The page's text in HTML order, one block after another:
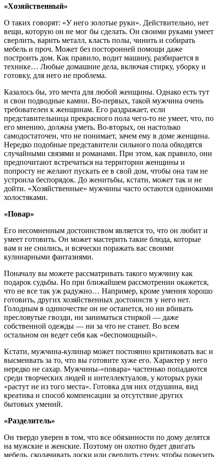
«Хозяйственный»
О таких говорят: «У него золотые руки». Действительно, нет
вещи, которую он не мог бы сделать. Он своими руками умеет
сверлить, варить металл, класть полы, чинить и собирать
мебель и проч. Может без посторонней помощи даже
построить дом. Как правило, водит машину, разбирается в
технике… Любые домашние дела, включая стирку, уборку и
готовку, для него не проблема.
Казалось бы, это мечта для любой женщины. Однако есть тут
и свои подводные камни. Во-первых, такой мужчина очень
требователен к женщинам. Его раздражает, если
представительница прекрасного пола чего-то не умеет, что, по
его мнению, должна уметь. Во-вторых, он настолько
самодостаточен, что не понимает, зачем ему в доме женщина.
Нередко подобные представители сильного пола обходятся
случайными связями и романами. При этом, как правило, они
предпочитают встречаться на территории женщины и
попросту не желают пускать ее в свой дом, чтобы она там не
устроила беспорядок. До женитьбы, кстати, может так и не
дойти. «Хозяйственные» мужчины часто остаются одинокими
холостяками.
«Повар»
Его несомненным достоинством является то, что он любит и
умеет готовить. Он может мастерить такие блюда, которые
вам и не снились, и всячески поражать вас своими
кулинарными фантазиями.
Поначалу вы можете рассматривать такого мужчину как
подарок судьбы. Но при ближайшем рассмотрении окажется,
что не все так уж радужно… Например, кроме умения хорошо
готовить, других хозяйственных достоинств у него нет.
Голодным в одиночестве он не останется, но ни вбивать
пресловутые гвозди, ни заниматься стиркой — даже
собственной одежды — ни за что не станет. Во всем
остальном он ведет себя как «беспомощный».
Кстати, мужчина-кулинар может постоянно критиковать вас и
высмеивать за то, что вы готовите хуже его. Характер у него
нередко не сахар. Мужчины-«повара» частенько попадаются
среди творческих людей и интеллектуалов, у которых руки
«растут не из того места». Готовка для них отдушина, вид
креатива и способ компенсации за отсутствие других
бытовых умений.
«Разделитель»
Он твердо уверен в том, что все обязанности по дому делятся
на мужские и женские. Поэтому он охотно будет двигать
мебель, сколачивать доски или сверлить стену, чтобы повесить